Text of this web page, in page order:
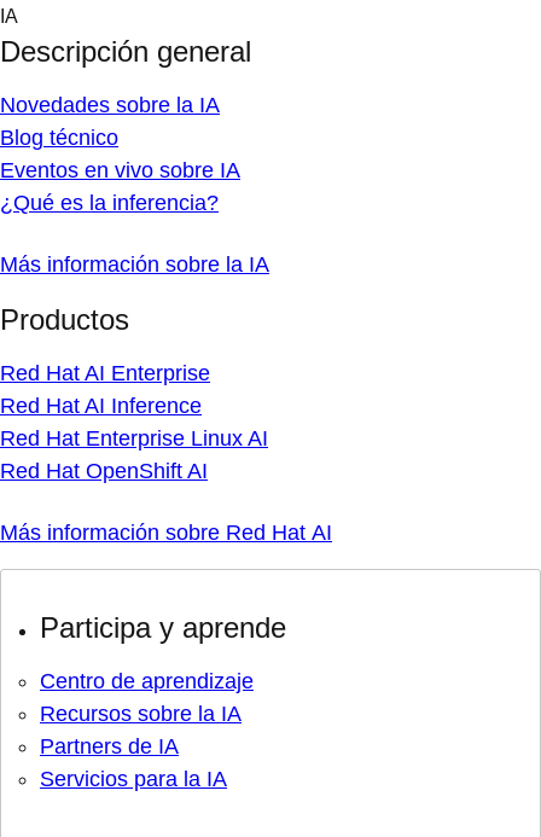
Skip
content
IA
Descripción general
Novedades sobre la IA
Blog técnico
Eventos en vivo sobre IA
¿Qué es la inferencia?
Más información sobre la IA
Productos
Red Hat AI Enterprise
Red Hat AI Inference
Red Hat Enterprise Linux AI
Red Hat OpenShift AI
Más información sobre Red Hat AI
Participa y aprende
Centro de aprendizaje
Recursos sobre la IA
Partners de IA
Servicios para la IA